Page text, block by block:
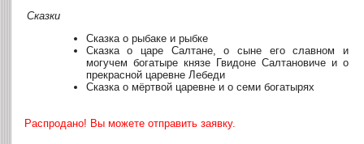
Сказки
Сказка о рыбаке и рыбке
Сказка о царе Салтане, о сыне его славном и
могучем богатыре князе Гвидоне Салтановиче и о
прекрасной царевне Лебеди
Сказка о мёртвой царевне и о семи богатырях
Распродано! Вы можете отправить заявку.